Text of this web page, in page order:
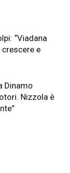
“Viadana
crescere e
Dinamo
Nizzola è